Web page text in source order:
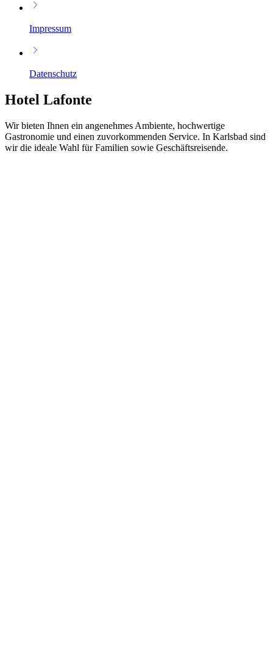
Impressum
Datenschutz
Hotel Lafonte
Wir bieten Ihnen ein angenehmes Ambiente, hochwertige
Gastronomie und einen zuvorkommenden Service. In Karlsbad sind
wir die ideale Wahl für Familien sowie Geschäftsreisende.